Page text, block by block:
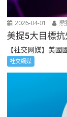
2026-04-01 熊
美提5大目標
【社交网媒】美國
社交網媒